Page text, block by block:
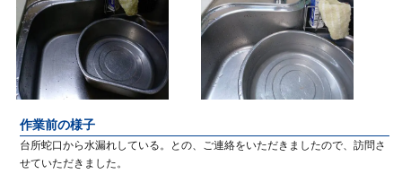
作業前の様子
台所蛇口から水漏れしている。との、ご連絡をいただきましたので、訪問さ
せていただきました。